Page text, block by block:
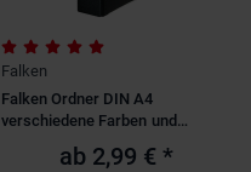
Falken
Falken Ordner DIN A4
verschiedene Farben und
ab 2,99 € *